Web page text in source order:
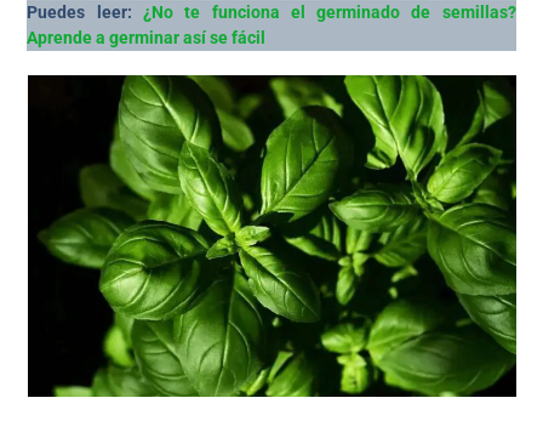
Puedes leer: ¿No te funciona el germinado de semillas?
Aprende a germinar así se fácil